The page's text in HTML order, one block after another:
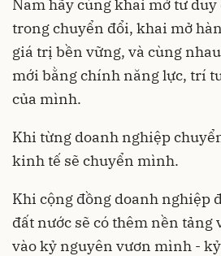
Nam hãy cùng khai mở tư
trong chuyển đổi, khai mở
giá trị bền vững, và cùng
mới bằng chính năng lực, trí
của mình.
Khi từng doanh nghiệp
kinh tế sẽ chuyển mình.
Khi cộng đồng doanh nghiệp
đất nước sẽ có thêm nền tảng
vào kỷ nguyên vươn mình -